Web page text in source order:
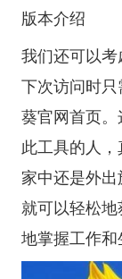
版本介绍
我们还可以
下次访问时只
葵官网首页。
此工具的人
家中还是外
就可以轻松
地掌握工作和